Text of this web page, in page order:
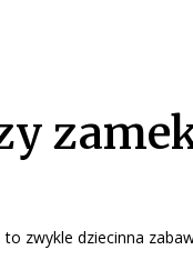
zwykle dziecinna